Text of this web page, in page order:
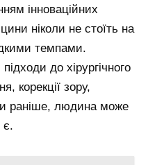
інноваційних
ніколи не стоїть на
темпами.
до хірургічного
корекції зору,
раніше, людина може
є.